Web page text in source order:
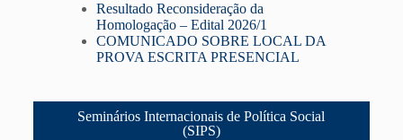
Resultado Reconsideração da
Homologação – Edital 2026/1
COMUNICADO SOBRE LOCAL DA
PROVA ESCRITA PRESENCIAL
Seminários Internacionais de Política Social
(SIPS)